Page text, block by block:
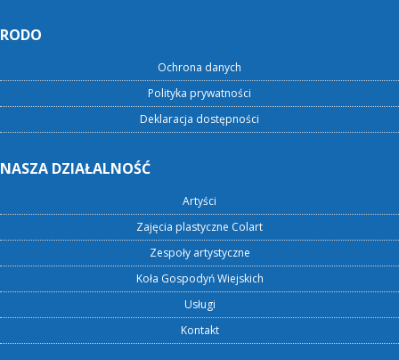
RODO
Ochrona danych
Polityka prywatności
Deklaracja dostępności
NASZA DZIAŁALNOŚĆ
Artyści
Zajęcia plastyczne Colart
Zespoły artystyczne
Koła Gospodyń Wiejskich
Usługi
Kontakt